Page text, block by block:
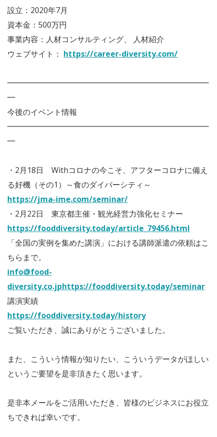
設立：2020年7月
資本金：500万円
事業内容：人材コンサルティング、 人材紹介
ウェブサイト： https://career-diversity.com/
━━━━━━━━━━━━━━━━━━━━━━━━━━
━
今後のイベント情報
━━━━━━━━━━━━━━━━━━━━━━━━━━
━
・2月18日 Withコロナの今こそ、アフターコロナに備え
る好機（その1）～食のダイバーシティ～
https://jma-ime.com/seminar/
・2月22日 東京都主催・観光経営力強化セミナー
https://fooddiversity.today/article_79456.html
「全国の実例を集めた講演」における講師派遣の依頼はこ
ちらまで。
info@food-
diversity.co.jphttps://fooddiversity.today/seminar
講演実績
https://fooddiversity.today/history
ご覧いただき、誠にありがとうございました。
また、こういう情報が知りたい、こういうデータがほしい
というご要望を是非頂きたく思います。
是非本メールをご活用いただき、皆様のビジネスにお役立
ちできれば幸いです。